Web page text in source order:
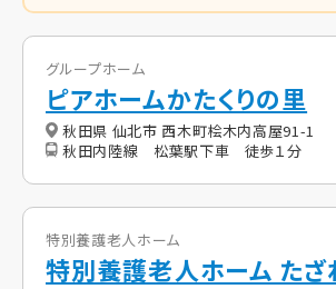
グループホーム
ピアホームかたくりの里
秋田県 仙北市 西木町桧木内高屋91-1
秋田内陸線 松葉駅下車 徒歩１分
特別養護老人ホーム
特別養護老人ホーム た